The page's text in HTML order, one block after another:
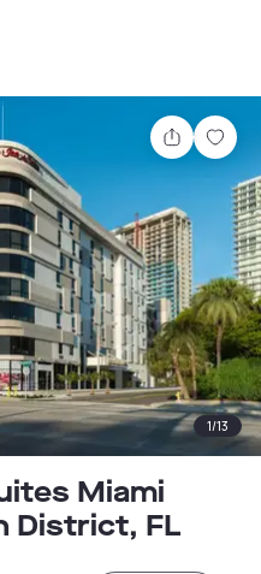
Delen
1/13
Miami
District, FL